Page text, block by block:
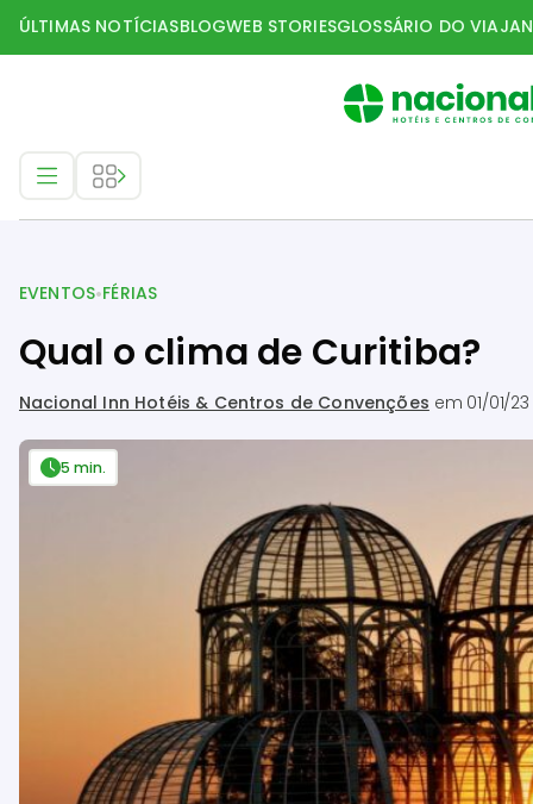
ÚLTIMAS NOTÍCIASBLOGWEB STORIESGLOSSÁRIO DO
Eventos
EVENTOS•FÉRIAS
Qual o clima de Curitiba?
Nacional Inn Hotéis & Centros de Convenções em 01/01/
5 min.